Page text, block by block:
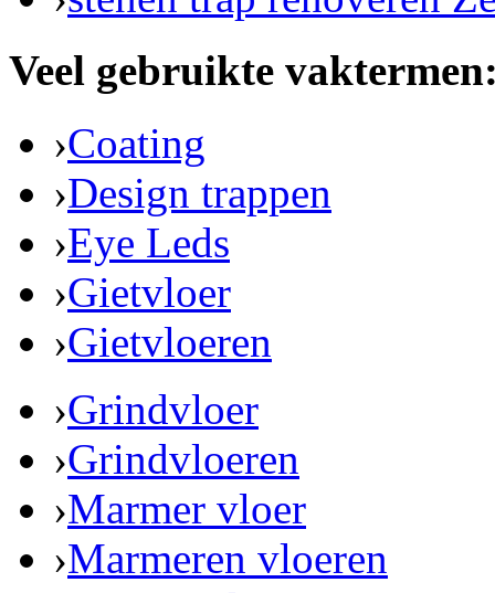
Veel gebruikte
›Coating
›Design trappen
›Eye Leds
›Gietvloer
›Gietvloeren
›Grindvloer
›Grindvloeren
›Marmer vloer
›Marmeren vloeren